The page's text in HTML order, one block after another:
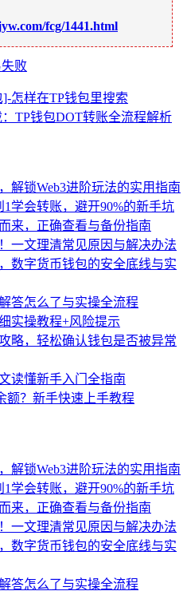
fcg/1441.html
败
怎样在TP钱包里搜索
TP钱包DOT转账全流程解析
解锁Web3进阶玩法的实用指南
学会转账，避开90%的新手坑
来，正确查看与备份指南
一文理清常见原因与解决办法
数字货币钱包的安全底线与实
答怎么了与实操全流程
实操教程+风险提示
略，轻松确认钱包是否被异常
读懂新手入门全指南
额？新手快速上手教程
解锁Web3进阶玩法的实用指南
学会转账，避开90%的新手坑
来，正确查看与备份指南
一文理清常见原因与解决办法
数字货币钱包的安全底线与实
答怎么了与实操全流程